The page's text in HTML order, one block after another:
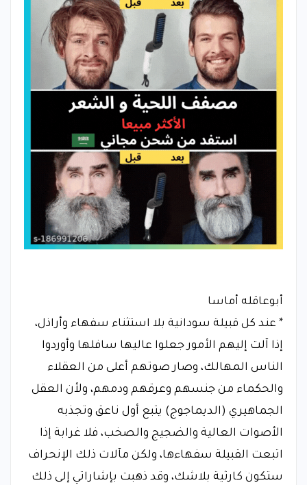
أبوعاقله أماسا
* عند كل قبيلة سودانية بلا استثناء سفهاء وأراذل،
إذا آلت إليهم الأمور جعلوا عاليها سافلها وأوردوا
الناس المهالك، وصار صوتهم أعلى من العقلاء
والحكماء من جنسهم وعرقهم ودمهم، ولأن العقل
الجماهيري (الديماجوج) يتبع أول ناعق وتجذبه
الأصوات العالية والضجيج والصخب، فلا غرابة إذا
اتبعت القبيلة سفهاءها، ولكن مآلات ذلك الإنحراف
ستكون كارثية بلاشك، وقد ذهبت بإشاراتي إلى ذلك